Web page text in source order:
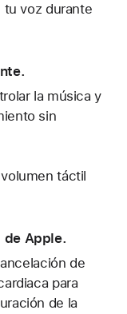
tu voz durante
la música y
sin
táctil
de Apple.
de
para
de la